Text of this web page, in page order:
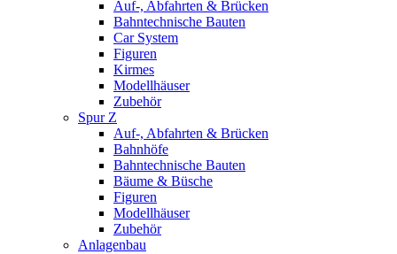
Auf-, Abfahrten & Brücken
Bahntechnische Bauten
Car System
Figuren
Kirmes
Modellhäuser
Zubehör
Spur Z
Auf-, Abfahrten & Brücken
Bahnhöfe
Bahntechnische Bauten
Bäume & Büsche
Figuren
Modellhäuser
Zubehör
Anlagenbau